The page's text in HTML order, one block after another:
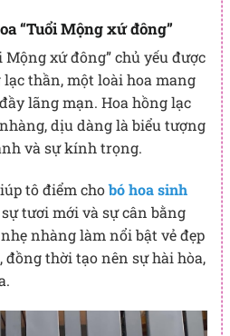
“Tuổi Mộng xứ đông”
Mộng xứ đông” chủ yếu được
thần, một loài hoa mang
lãng mạn. Hoa hồng lạc
dịu dàng là biểu tượng
và sự kính trọng.
tô điểm chobó hoa sinh
tươi mới và sự cân bằng
nhàng làm nổi bật vẻ đẹp
đồng thời tạo nên sự hài hòa,